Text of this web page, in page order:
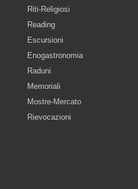
Riti-Religiosi
Reading
Escursioni
Enogastronomia
Raduni
Memoriali
Mostre-Mercato
Rievocazioni